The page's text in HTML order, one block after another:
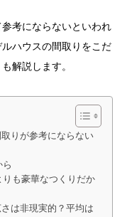
考にならないといわれ
ハウスの間取りをこだ
解説します。
りが参考にならない
ら
も豪華なつくりだか
は非現実的？平均は